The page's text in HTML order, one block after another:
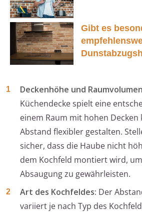
Gibt es
Deckenhöhe und
Küchendecke spielt eine
einem Raum mit hohen Decken
Abstand flexibler gestalten.
sicher, dass die Haube nicht
dem Kochfeld montiert wird,
Absaugung zu gewährleisten.
Art des Kochfeldes: Der
variiert je nach Typ des